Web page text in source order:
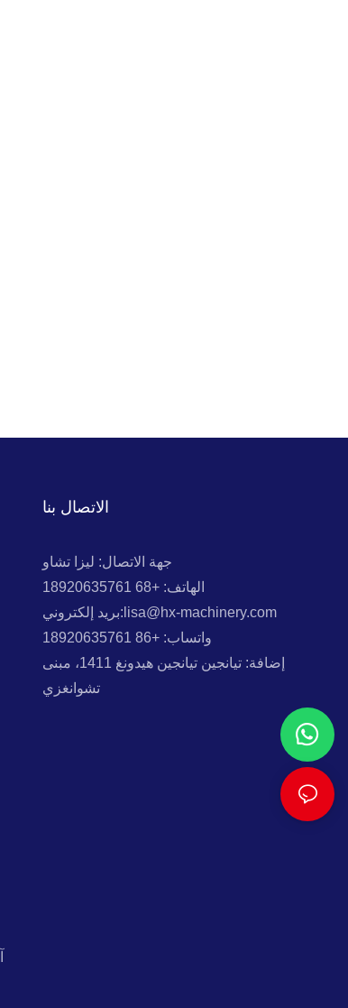
الاتصال بنا
جهة الاتصال: ليزا تشاو
الهاتف: +68 18920635761
بريد إلكتروني:lisa@hx-machinery.com
واتساب: +86 18920635761
إضافة: تيانجين تيانجين هيدونغ 1411، مبنى
تشوانغزي